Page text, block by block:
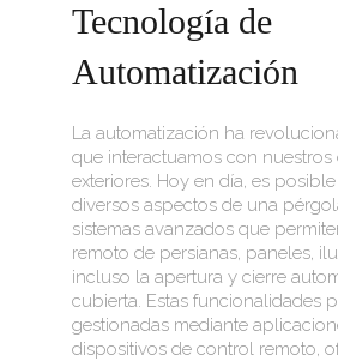
Tecnología de
Automatización
La automatización ha
que interactuamos con nuestros
exteriores. Hoy en día, es
diversos aspectos de una
sistemas avanzados que
remoto de persianas, paneles,
incluso la apertura y cierre
cubierta. Estas funcionalidades
gestionadas mediante
dispositivos de control remoto,